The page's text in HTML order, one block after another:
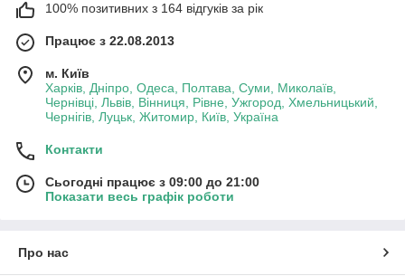
100% позитивних з 164 відгуків за рік
Працює з 22.08.2013
м. Київ
Харків, Дніпро, Одеса, Полтава, Суми, Миколаїв,
Чернівці, Львів, Вінниця, Рівне, Ужгород, Хмельницький,
Чернігів, Луцьк, Житомир, Київ, Україна
Контакти
Сьогодні працює з 09:00 до 21:00
Показати весь графік роботи
Про нас